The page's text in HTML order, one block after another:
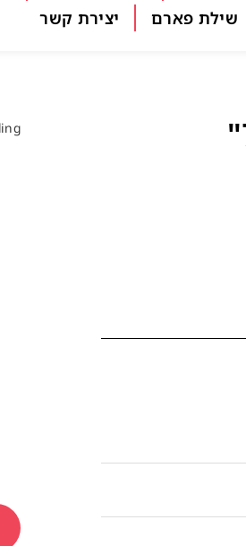
שילת פארם
יצירת קשר